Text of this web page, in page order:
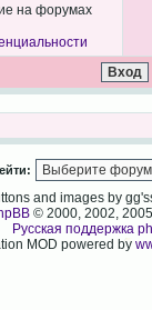
на форумах
and images by
© 2000, 2002,
Русская поддержка
MOD powered by